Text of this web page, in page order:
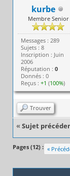
kurbe
Membre Senior
Messages : 289
Sujets : 8
Inscription : Juin
2006
Réputation :0
Donnés : 0
Reçus :+1 (100%)
Trouver
« Sujet
Pages (12) : «